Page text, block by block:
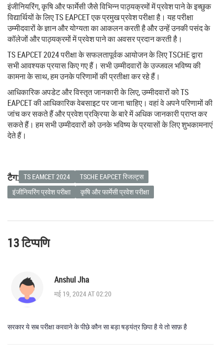
इंजीनियरिंग, कृषि और फार्मेसी जैसे विभिन्न पाठ्यक्रमों में प्रवेश पाने के इच्छुक
विद्यार्थियों के लिए TS EAPCET एक प्रमुख प्रवेश परीक्षा है। यह परीक्षा
उम्मीदवारों के ज्ञान और योग्यता का आकलन करती है और उन्हें उनकी पसंद के
कॉलेजों और पाठ्यक्रमों में प्रवेश पाने का अवसर प्रदान करती है।
TS EAPCET 2024 परीक्षा के सफलतापूर्वक आयोजन के लिए TSCHE द्वारा
सभी आवश्यक प्रयास किए गए हैं। सभी उम्मीदवारों के उज्जवल भविष्य की
कामना के साथ, हम उनके परिणामों की प्रतीक्षा कर रहे हैं।
आधिकारिक अपडेट और विस्तृत जानकारी के लिए, उम्मीदवारों को TS
EAPCET की आधिकारिक वेबसाइट पर जाना चाहिए। वहां वे अपने परिणामों की
जांच कर सकते हैं और प्रवेश प्रक्रिया के बारे में अधिक जानकारी प्राप्त कर
सकते हैं। हम सभी उम्मीदवारों को उनके भविष्य के प्रयासों के लिए शुभकामनाएं
देते हैं।
टैग: TS EAMCET 2024
TSCHE EAPCET रिजल्ट्स
इंजीनियरिंग प्रवेश परीक्षा
कृषि और फार्मेसी प्रवेश परीक्षा
13 टिप्पणि
Anshul Jha
मई 19, 2024 AT 02:20
सरकार ये सब परीक्षा करवाने के पीछे कौन सा बड़ा षड्यंत्र छिपा है ये तो साफ़ है